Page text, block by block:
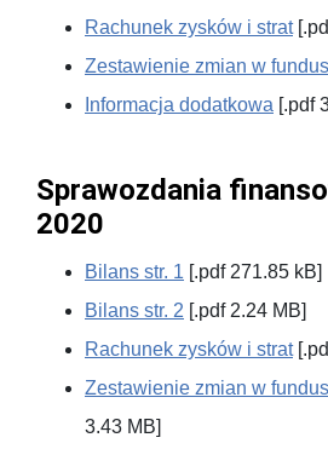
Rachunek zysków i strat
Zestawienie zmian w
Informacja dodatkowa [.pdf
Sprawozdania
2020
Bilans str. 1 [.pdf 271.85 kB]
Bilans str. 2 [.pdf 2.24 MB]
Rachunek zysków i strat
Zestawienie zmian w
3.43 MB]